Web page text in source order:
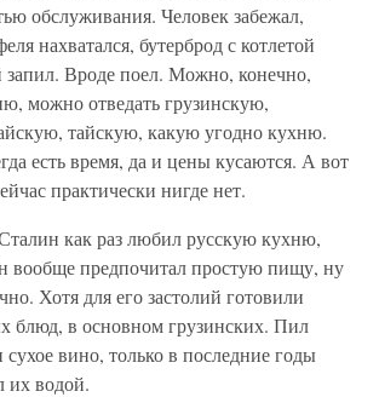
обслуживания. Человек забежал,
нахватался, бутерброд с котлетой
запил. Вроде поел. Можно, конечно,
можно отведать грузинскую,
тайскую, какую угодно кухню.
есть время, да и цены кусаются. А вот
практически нигде нет.
как раз любил русскую кухню,
вообще предпочитал простую пищу, ну
Хотя для его застолий готовили
блюд, в основном грузинских. Пил
вино, только в последние годы
их водой.